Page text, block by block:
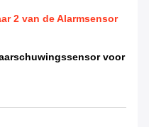
2 van de Alarmsensor
voor